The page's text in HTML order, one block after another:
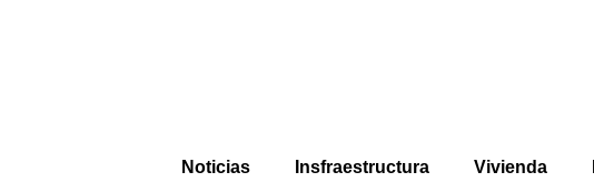
Noticias Insfraestructura Vivienda